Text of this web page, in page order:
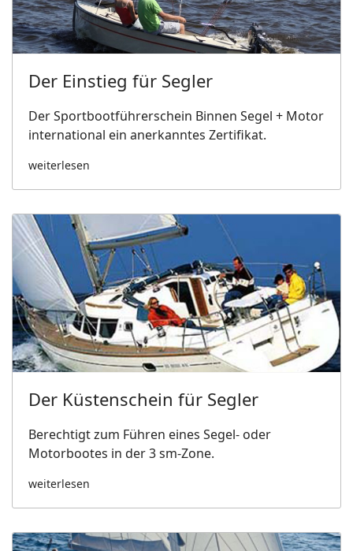
Der Einstieg für Segler
Der Sportbootführerschein Binnen Segel + Motor
international ein anerkanntes Zertifikat.
weiterlesen
Der Küstenschein für Segler
Berechtigt zum Führen eines Segel- oder
Motorbootes in der 3 sm-Zone.
weiterlesen